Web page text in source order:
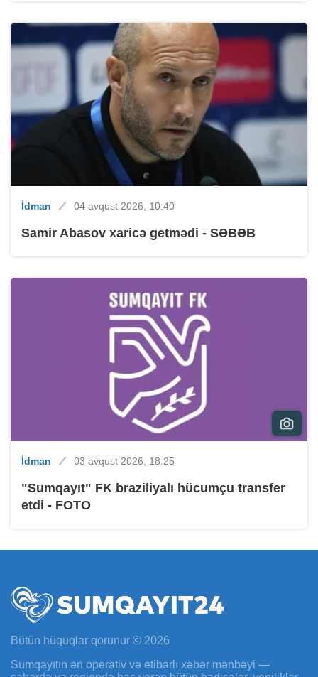
İdman 04 avqust 2026, 10:40
Samir Abasov xaricə getmədi - SƏBƏB
İdman 03 avqust 2026, 18:25
"Sumqayıt" FK braziliyalı hücumçu transfer
etdi - FOTO
Bütün hüquqlar qorunur © 2026
Sumqayıtın ən operativ və etibarlı xəbər mənbəyi —